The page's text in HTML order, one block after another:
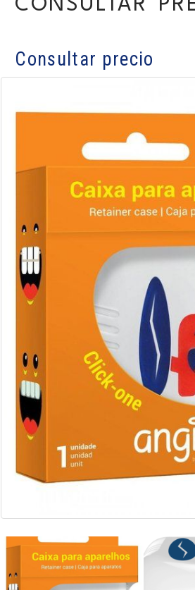
CONSULTAR
Consultar precio